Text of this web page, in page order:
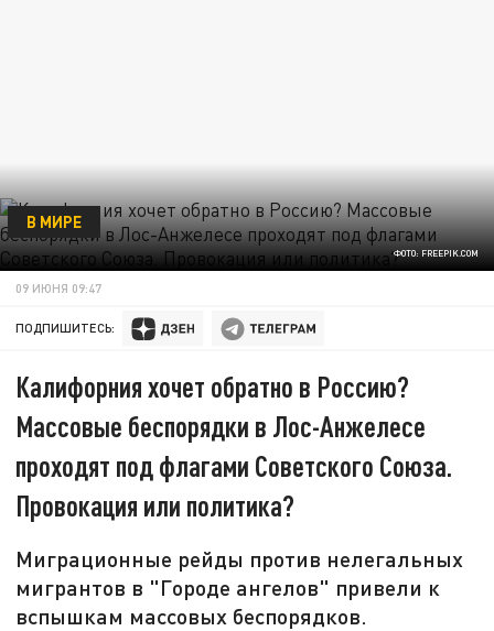
ФОТО: FREEPIK.COM
В МИРЕ
09 ИЮНЯ 09:47
ПОДПИШИТЕСЬ:
Калифорния хочет обратно в Россию?
Массовые беспорядки в Лос-Анжелесе
проходят под флагами Советского Союза.
Провокация или политика?
Миграционные рейды против нелегальных
мигрантов в "Городе ангелов" привели к
вспышкам массовых беспорядков.